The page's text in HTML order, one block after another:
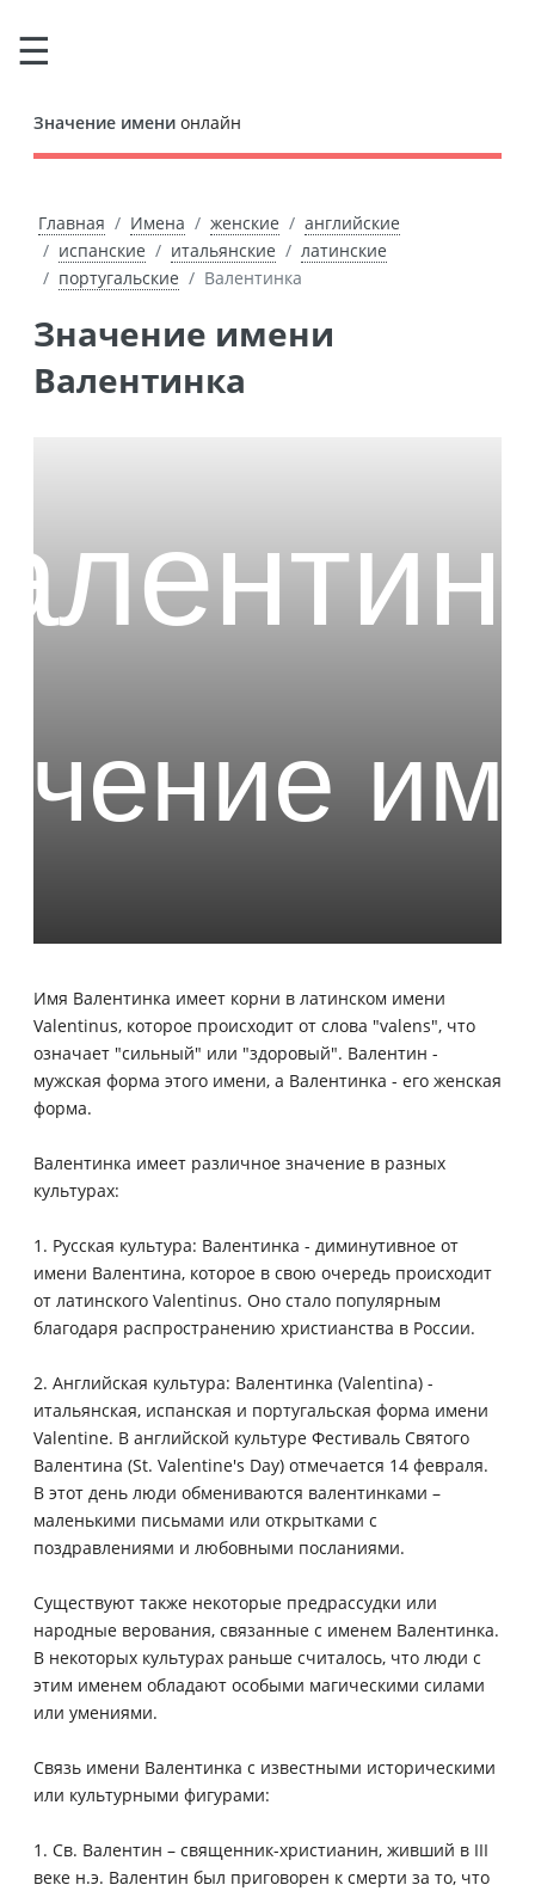
Значение имени онлайн
Главная Имена женские
английские
испанские
итальянские
латинские
португальские
Валентинка
Значение имени
Валентинка
Имя Валентинка имеет корни в латинском имени
Valentinus, которое происходит от слова "valens", что
означает "сильный" или "здоровый". Валентин -
мужская форма этого имени, а Валентинка - его женская
форма.
Валентинка имеет различное значение в разных
культурах:
1. Русская культура: Валентинка - диминутивное от
имени Валентина, которое в свою очередь происходит
от латинского Valentinus. Оно стало популярным
благодаря распространению христианства в России.
2. Английская культура: Валентинка (Valentina) -
итальянская, испанская и португальская форма имени
Valentine. В английской культуре Фестиваль Святого
Валентина (St. Valentine's Day) отмечается 14 февраля.
В этот день люди обмениваются валентинками –
маленькими письмами или открытками с
поздравлениями и любовными посланиями.
Существуют также некоторые предрассудки или
народные верования, связанные с именем Валентинка.
В некоторых культурах раньше считалось, что люди с
этим именем обладают особыми магическими силами
или умениями.
Связь имени Валентинка с известными историческими
или культурными фигурами:
1. Св. Валентин – священник-христианин, живший в III
веке н.э. Валентин был приговорен к смерти за то, что